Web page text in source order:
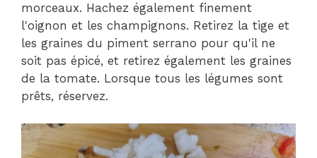
morceaux. Hachez également finement
l'oignon et les champignons. Retirez la tige et
les graines du piment serrano pour qu'il ne
soit pas épicé, et retirez également les graines
de la tomate. Lorsque tous les légumes sont
prêts, réservez.